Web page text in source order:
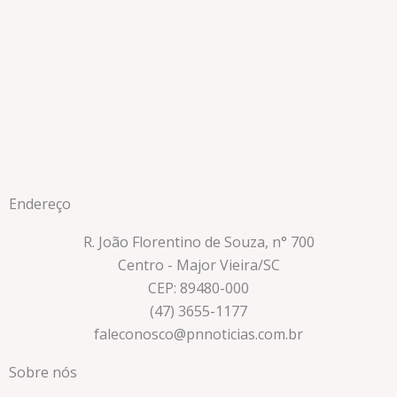
Endereço
R. João Florentino de Souza, n° 700
Centro - Major Vieira/SC
CEP: 89480-000
(47) 3655-1177
faleconosco@pnnoticias.com.br
Sobre nós